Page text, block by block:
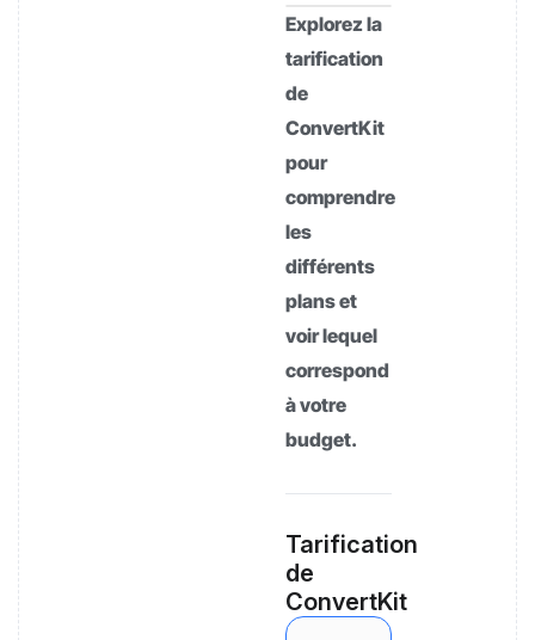
Explorez la
tarification
de
ConvertKit
pour
comprendre
les
différents
plans et
voir lequel
correspond
à votre
budget.
Tarification
de
ConvertKit